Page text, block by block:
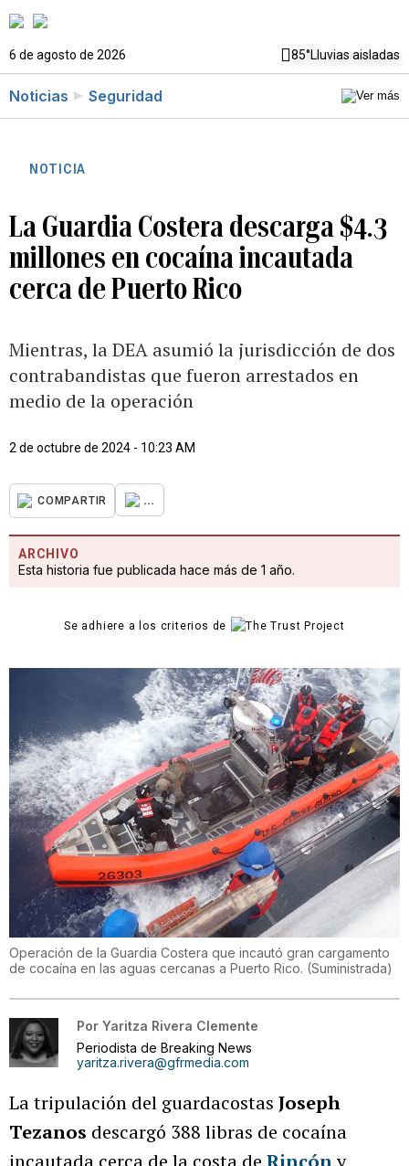
6 de agosto de 2026 85°Lluvias aisladas
Noticias Seguridad
NOTICIA
La Guardia Costera descarga $4.3
millones en cocaína incautada
cerca de Puerto Rico
Mientras, la DEA asumió la jurisdicción de dos
contrabandistas que fueron arrestados en
medio de la operación
2 de octubre de 2024 - 10:23 AM
COMPARTIR ...
ARCHIVO
Esta historia fue publicada hace más de 1 año.
Se adhiere a los criterios de
Operación de la Guardia Costera que incautó gran cargamento
de cocaína en las aguas cercanas a Puerto Rico. (Suministrada)
Por Yaritza Rivera Clemente
Periodista de Breaking News
yaritza.rivera@gfrmedia.com
La tripulación del guardacostas Joseph
Tezanos descargó 388 libras de cocaína
incautada cerca de la costa de Rincóny